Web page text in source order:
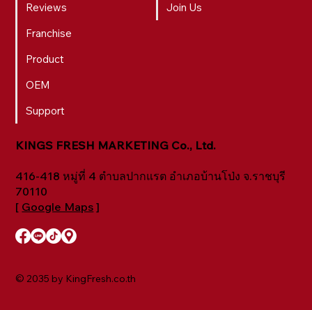
KINGS FRESH MARKETING Co., Ltd.
416-418 หมู่ที่ 4 ตำบลปากแรต อำเภอบ้านโป่ง จ.ราชบุรี
70110
[ Google Maps ]
Reviews
Franchise
Product
OEM
Support
Join Us
© 2035 by KingFresh.co.th